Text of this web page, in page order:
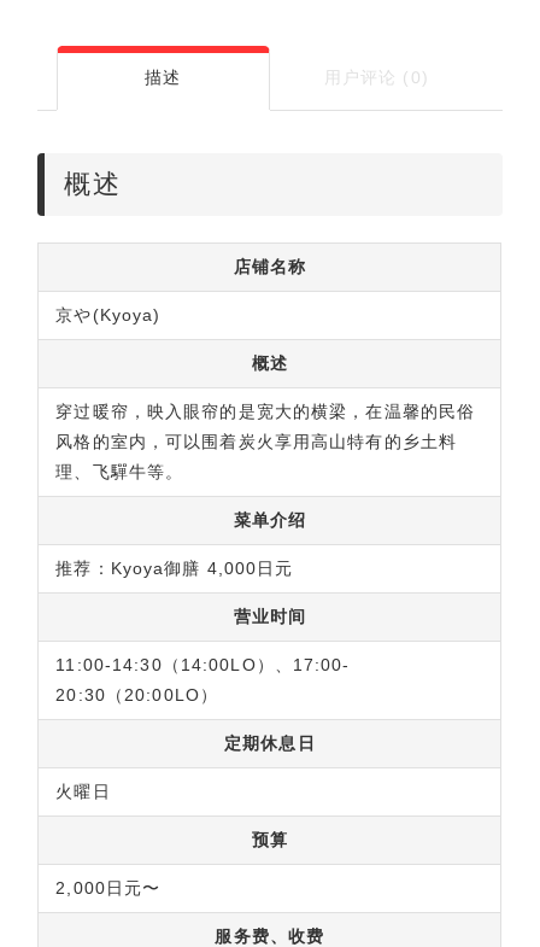
描述 用户评论 (0)
概述
店铺名称
京や(Kyoya)
概述
穿过暖帘，映入眼帘的是宽大的横梁，在温馨的民俗
风格的室内，可以围着炭火享用高山特有的乡土料
理、飞驒牛等。
菜单介绍
推荐：Kyoya御膳 4,000日元
营业时间
11:00-14:30（14:00LO）、17:00-
20:30（20:00LO）
定期休息日
火曜日
预算
2,000日元〜
服务费、收费